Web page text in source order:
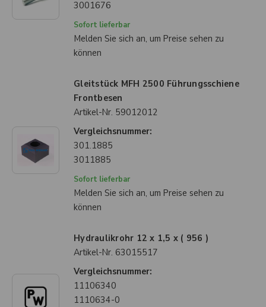
3001676
Sofort lieferbar
Melden Sie sich an, um Preise sehen zu
können
Gleitstück MFH 2500 Führungsschiene
Frontbesen
Artikel-Nr. 59012012
Vergleichsnummer:
301.1885
3011885
Sofort lieferbar
Melden Sie sich an, um Preise sehen zu
können
Hydraulikrohr 12 x 1,5 x ( 956 )
Artikel-Nr. 63015517
Vergleichsnummer:
11106340
1110634-0